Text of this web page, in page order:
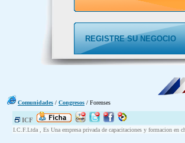
REGISTRE SU NEGOCIO
Comunidades / Congresos / Forenses
ICF
I.C.F.Ltda , Es Una empresa privada de capacitaciones y formacion en